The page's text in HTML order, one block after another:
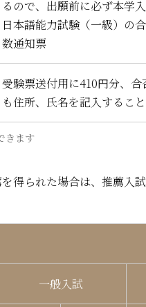
るので、出願前に必ず本学
日本語能力試験（一級）の
数通知票
受験票送付用に410円分、
も住所、氏名を記入するこ
きます
得られた場合は、推薦入試
一般入試